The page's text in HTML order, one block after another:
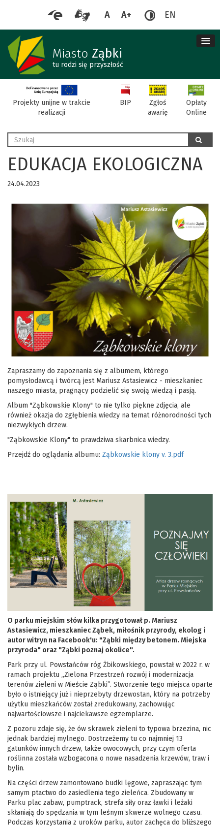
A A+ EN
Miasto Ząbki
tu rodzi się przyszłość
Projekty unijne w trakcie
realizacji
BIP
Zgłoś
awarię
Opłaty
Online
Wyszukaj szukaj
EDUKACJA EKOLOGICZNA
24.04.2023
Zapraszamy do zapoznania się z albumem, którego
pomysłodawcą i twórcą jest Mariusz Astasiewicz - mieszkaniec
naszego miasta, pragnący podzielić się swoją wiedzą i pasją.
Album "Ząbkowskie Klony" to nie tylko piękne zdjęcia, ale
również okazja do zgłębienia wiedzy na temat różnorodności tych
niezwykłych drzew.
"Ząbkowskie Klony" to prawdziwa skarbnica wiedzy.
Przejdź do oglądania albumu: Ząbkowskie klony v. 3.pdf
O parku miejskim słów kilka przygotował p. Mariusz
Astasiewicz, mieszkaniec Ząbek, miłośnik przyrody, ekolog i
autorwitryn na Facebook'u: "Ząbki między betonem. Miejska
przyroda" oraz "Ząbki poznaj okolice".
Park przy ul. Powstańców róg Żbikowskiego, powstał w 2022 r. w
ramach projektu „Zielona Przestrzeń rozwój i modernizacja
terenów zieleni w Mieście Ząbki”. Stworzenie tego miejsca oparte
było o istniejący już i nieprzebyty drzewostan, który na potrzeby
użytku mieszkańców został zredukowany, zachowując
najwartościowsze i najciekawsze egzemplarze.
Z pozoru zdaje się, że ów skrawek zieleni to typowa brzezina, nic
jednak bardziej mylnego. Dostrzeżemy tu co najmniej 13
gatunków innych drzew, także owocowych, przy czym oferta
roślinna została wzbogacona o nowe nasadzenia krzewów, traw i
bylin.
Na części drzew zamontowano budki lęgowe, zapraszając tym
samym ptactwo do zasiedlenia tego zieleńca. Zbudowany w
Parku plac zabaw, pumptrack, strefa siły oraz ławki i leżaki
skłaniają do spędzania w tym leśnym skwerze wolnego czasu.
Podczas korzystania z uroków parku, autor zachęca do bliższego